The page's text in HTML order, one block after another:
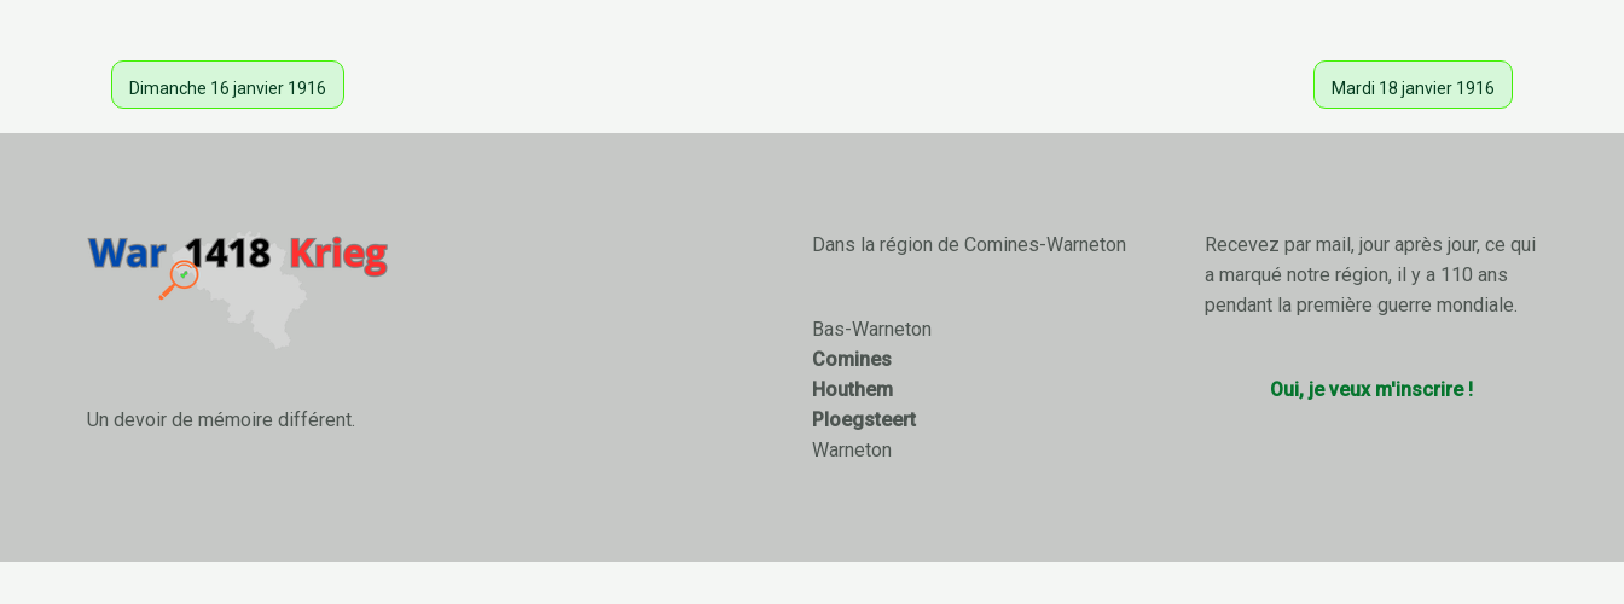
Dimanche 16 janvier 1916 Mardi 18 janvier 1916
Un devoir de mémoire différent.
Dans la région de Comines-Warneton
Bas-Warneton
Comines
Houthem
Ploegsteert
Warneton
Recevez par mail, jour après jour, ce qui
a marqué notre région, il y a 110 ans
pendant la première guerre mondiale.
Oui, je veux m'inscrire !